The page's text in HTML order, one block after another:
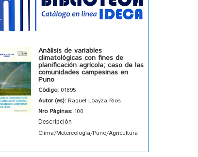
Análisis de variables
climatológicas con fines de
planificación agrícola; caso de las
comunidades campesinas en
Puno
Código: 01895
Autor (es): Raquel Loayza Rios
Nro Páginas: 100
Descripción
Clima/Metereología/Puno/Agricultura